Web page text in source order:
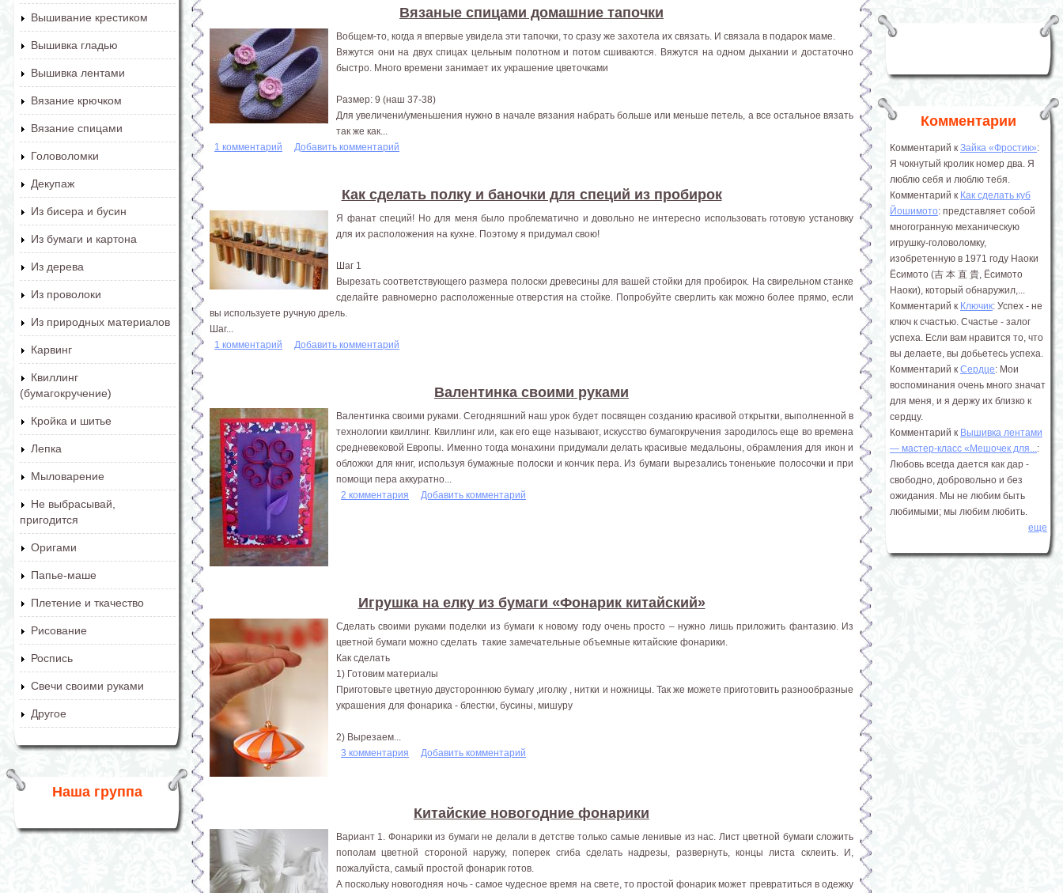
Вышивание крестиком
Вышивка гладью
Вышивка лентами
Вязание крючком
Вязание спицами
Головоломки
Декупаж
Из бисера и бусин
Из бумаги и картона
Из дерева
Из проволоки
Из природных материалов
Карвинг
Квиллинг
(бумагокручение)
Кройка и шитье
Лепка
Мыловарение
Не выбрасывай,
пригодится
Оригами
Папье-маше
Плетение и ткачество
Рисование
Роспись
Свечи своими руками
Другое
Наша группа
Вязаные спицами домашние тапочки
Вобщем-то, когда я впервые увидела эти тапочки, то сразу же захотела их связать. И связала в подарок маме.
Вяжутся они на двух спицах цельным полотном и потом сшиваются. Вяжутся на одном дыхании и достаточно
быстро. Много времени занимает их украшение цветочками
Размер: 9 (наш 37-38)
Для увеличени/уменьшения нужно в начале вязания набрать больше или меньше петель, а все остальное вязать
так же как...
1 комментарий
Добавить комментарий
Как сделать полку и баночки для специй из пробирок
Я фанат специй! Но для меня было проблематично и довольно не интересно использовать готовую установку
для их расположения на кухне. Поэтому я придумал свою!
Шаг 1
Вырезать соответствующего размера полоски древесины для вашей стойки для пробирок. На свирельном станке
сделайте равномерно расположенные отверстия на стойке. Попробуйте сверлить как можно более прямо, если
вы используете ручную дрель.
Шаг...
1 комментарий
Добавить комментарий
Валентинка своими руками
Валентинка своими руками. Сегодняшний наш урок будет посвящен созданию красивой открытки, выполненной в
технологии квиллинг. Квиллинг или, как его еще называют, искусство бумагокручения зародилось еще во времена
средневековой Европы. Именно тогда монахини придумали делать красивые медальоны, обрамления для икон и
обложки для книг, используя бумажные полоски и кончик пера. Из бумаги вырезались тоненькие полосочки и при
помощи пера аккуратно...
2 комментария
Добавить комментарий
Игрушка на елку из бумаги «Фонарик китайский»
Сделать своими руками поделки из бумаги к новому году очень просто – нужно лишь приложить фантазию. Из
цветной бумаги можно сделать такие замечательные объемные китайские фонарики.
Как сделать
1) Готовим материалы
Приготовьте цветную двустороннюю бумагу ,иголку , нитки и ножницы. Так же можете приготовить разнообразные
украшения для фонарика - блестки, бусины, мишуру
2) Вырезаем...
3 комментария
Добавить комментарий
Китайские новогодние фонарики
Вариант 1. Фонарики из бумаги не делали в детстве только самые ленивые из нас. Лист цветной бумаги сложить
пополам цветной стороной наружу, поперек сгиба сделать надрезы, развернуть, концы листа склеить. И,
пожалуйста, самый простой фонарик готов.
А поскольку новогодняя ночь - самое чудесное время на свете, то простой фонарик может превратиться в одежку
Комментарии
Комментарий к Зайка «Фростик»:
Я чокнутый кролик номер два. Я
люблю себя и люблю тебя.
Комментарий к Как сделать куб
Йошимото: представляет собой
многогранную механическую
игрушку-головоломку,
изобретенную в 1971 году Наоки
Ёсимото (吉 本 直 貴, Ёсимото
Наоки), который обнаружил,...
Комментарий к Ключик: Успех - не
ключ к счастью. Счастье - залог
успеха. Если вам нравится то, что
вы делаете, вы добьетесь успеха.
Комментарий к Сердце: Мои
воспоминания очень много значат
для меня, и я держу их близко к
сердцу.
Комментарий к Вышивка лентами
― мастер-класс «Мешочек для...:
Любовь всегда дается как дар -
свободно, добровольно и без
ожидания. Мы не любим быть
любимыми; мы любим любить.
еще